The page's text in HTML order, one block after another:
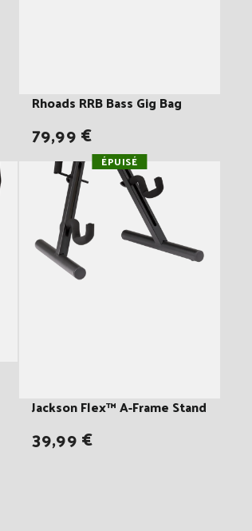
Rhoads RRB Bass Gig Bag
79,99 €
ÉPUISÉ
Jackson Flex™ A-Frame Stand
39,99 €